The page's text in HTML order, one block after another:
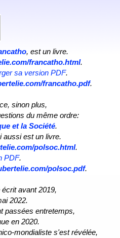
, est un livre.
francatho.html.
sa version PDF.
francatho.pdf.
sinon plus,
du même ordre:
et la Société.
aussi est un livre.
polsoc.html.
PDF.
polsoc.pdf.
avant 2019,
2022.
passées entretemps,
en 2020.
mondialiste s'est révélée,